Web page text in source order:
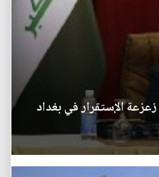
الإستقرار في بغداد